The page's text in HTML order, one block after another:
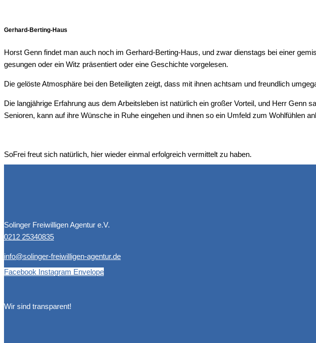
Ger­hard-Ber­ting-Haus
Horst Genn fin­det man auch noch im Ger­hard-Ber­ting-Haus, und zwar diens­tags bei einer
gesun­gen oder ein Witz prä­sen­tiert oder eine Geschich­te vorgelesen.
Die gelös­te Atmo­sphä­re bei den Betei­lig­ten zeigt, dass mit ihnen acht­sam und freund­lich
Die lang­jäh­ri­ge Erfah­rung aus dem Arbeits­le­ben ist natür­lich ein gro­ßer Vor­teil, und Herr
Senio­ren, kann auf ihre Wün­sche in Ruhe ein­ge­hen und ihnen so ein Umfeld zum Wohl­füh­len
SoFrei freut sich natür­lich, hier wie­der ein­mal erfolg­reich ver­mit­telt zu haben.
Solinger Freiwilligen Agentur e.V.
0212 25340835
info@solinger-freiwilligen-agentur.de
Facebook Instagram Envelope
Wir sind transparent!